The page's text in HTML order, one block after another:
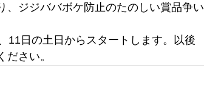
、ジジババボケ防止のたのしい賞品争い
11日の土日からスタートします。以後
さい。